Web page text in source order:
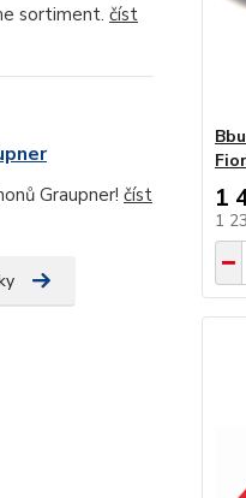
sortiment. číst
Graupner! číst
1
1